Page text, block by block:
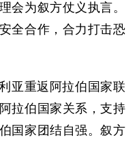
会为叙方仗义执言。
全合作，合力打击恐
亚重返阿拉伯国家联
拉伯国家关系，支持
国家团结自强。叙方